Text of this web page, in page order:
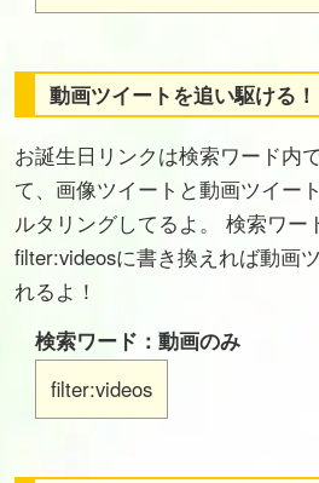
動画ツイートを追い駆ける！
お誕生日リンクは検索ワード内
て、画像ツイートと動画ツイー
ルタリングしてるよ。 検索ワー
filter:videosに書き換えれば動画
れるよ！
検索ワード：動画のみ
filter:videos